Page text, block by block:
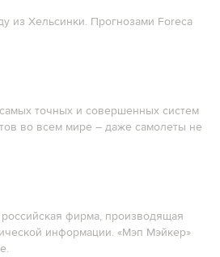
из Хельсинки. Прогнозами Foreca
точных и совершенных систем
во всем мире – даже самолеты не
фирма, производящая
информации. «Мэп Мэйкер»